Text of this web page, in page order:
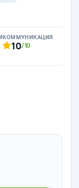
КОММУНИКАЦИЯ
10/10